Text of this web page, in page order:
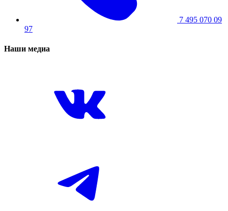
7 495 070 09
97
Наши медиа